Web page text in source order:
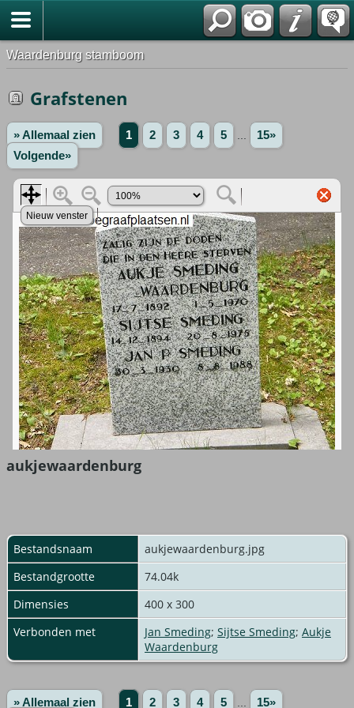
Waardenburg stamboom
Grafstenen
» Allemaal zien 1 2 3 4 5
15»
Volgende»
aukjewaardenburg
Bestandsnaam
aukjewaardenburg.jpg
Bestandgrootte
74.04k
Dimensies
400 x 300
Verbonden met
Jan Smeding; Sijtse Smeding; Aukje
Waardenburg
» Allemaal zien 1 2 3 4 5 15»